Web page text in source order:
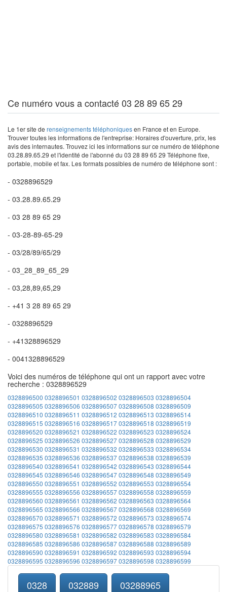
Ce numéro vous a contacté 03 28 89 65 29
Le 1er site de renseignements téléphoniquesen France et en Europe.
Trouver toutes les informations de l'entreprise: Horaires d'ouverture, prix, les
avis des internautes. Trouvez ici les informations sur ce numéro de téléphone
03.28.89.65.29 et l'identité de l'abonné du 03 28 89 65 29 Téléphone fixe,
portable, mobile et fax. Les formats possibles de numéro de téléphone sont :
- 0328896529
- 03.28.89.65.29
- 03 28 89 65 29
- 03-28-89-65-29
- 03/28/89/65/29
- 03_28_89_65_29
- 03,28,89,65,29
- +41 3 28 89 65 29
- 0328896529
- +41328896529
- 0041328896529
Voici des numéros de téléphone qui ont un rapport avec votre
recherche : 0328896529
0328896500 0328896501 0328896502 0328896503 0328896504
0328896505 0328896506 03288965070328896508 0328896509
0328896510 0328896511 0328896512 0328896513 0328896514
0328896515 0328896516 03288965170328896518 0328896519
0328896520 0328896521 0328896522 0328896523 0328896524
0328896525 0328896526 03288965270328896528 0328896529
0328896530 0328896531 0328896532 0328896533 0328896534
0328896535 0328896536 03288965370328896538 0328896539
0328896540 0328896541 0328896542 0328896543 0328896544
0328896545 0328896546 03288965470328896548 0328896549
0328896550 0328896551 0328896552 0328896553 0328896554
0328896555 0328896556 03288965570328896558 0328896559
0328896560 0328896561 0328896562 0328896563 0328896564
0328896565 0328896566 03288965670328896568 0328896569
0328896570 0328896571 0328896572 0328896573 0328896574
0328896575 0328896576 03288965770328896578 0328896579
0328896580 0328896581 0328896582 0328896583 0328896584
0328896585 0328896586 03288965870328896588 0328896589
0328896590 0328896591 0328896592 0328896593 0328896594
0328896595 0328896596 03288965970328896598 0328896599
0328 032889 03288965